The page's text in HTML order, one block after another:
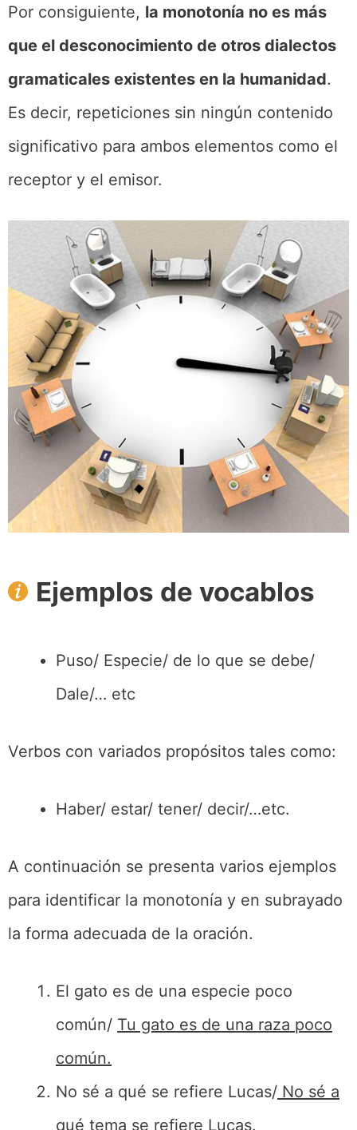
Por consiguiente, la monotonía no es más
que el desconocimiento de otros dialectos
gramaticales existentes en la humanidad.
Es decir, repeticiones sin ningún contenido
significativo para ambos elementos como el
receptor y el emisor.
Ejemplos de vocablos
Puso/ Especie/ de lo que se debe/
Dale/… etc
Verbos con variados propósitos tales como:
Haber/ estar/ tener/ decir/…etc.
A continuación se presenta varios ejemplos
para identificar la monotonía y en subrayado
la forma adecuada de la oración.
El gato es de una especie poco
común/ Tu gato es de una raza poco
común.
No sé a qué se refiere Lucas/ No sé a
qué tema se refiere Lucas.